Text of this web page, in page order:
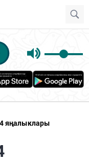
яңалыклары